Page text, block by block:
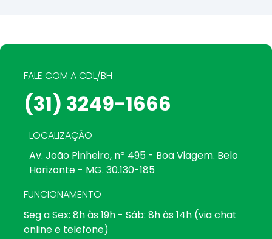
FALE COM A CDL/BH
(31) 3249-1666
LOCALIZAÇÃO
Av. João Pinheiro, nº 495 - Boa Viagem. Belo
Horizonte - MG. 30.130-185
FUNCIONAMENTO
Seg a Sex: 8h às 19h - Sáb: 8h às 14h (via chat
online e telefone)